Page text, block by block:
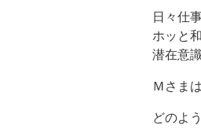
日々仕
ホッと
潜在意
Ｍさま
どのよ